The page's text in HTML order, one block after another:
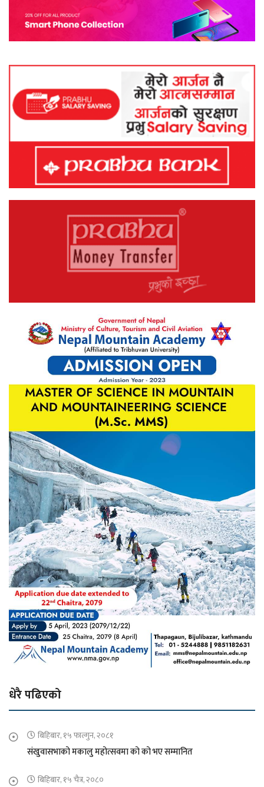
धेरै पढिएको
बिहिबार, १५ फाल्गुन, २०८१
संखुवासभाको मकालु महोत्सवमा को को भए सम्मानित
बिहिबार, १५ चैत्र, २०८०